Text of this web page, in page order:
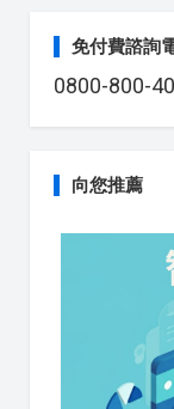
免付費諮詢
0800-800-
向您推薦